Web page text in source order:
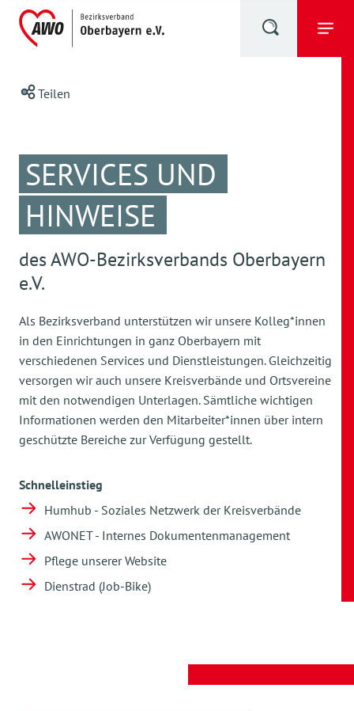
Teilen
SERVICES UND
HINWEISE
des AWO-Bezirksverbands Oberbayern
e.V.
Als Bezirksverband unterstützen wir unsere Kolleg*innen
in den Einrichtungen in ganz Oberbayern mit
verschiedenen Services und Dienstleistungen. Gleichzeitig
versorgen wir auch unsere Kreisverbände und Ortsvereine
mit den notwendigen Unterlagen. Sämtliche wichtigen
Informationen werden den Mitarbeiter*innen über intern
geschützte Bereiche zur Verfügung gestellt.
Schnelleinstieg
Humhub - Soziales Netzwerk der Kreisverbände
AWONET - Internes Dokumentenmanagement
Pflege unserer Website
Dienstrad (Job-Bike)